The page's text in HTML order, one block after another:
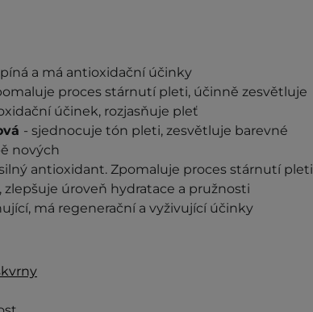
a má antioxidační účinky
proces stárnutí pleti, účinně zesvětluje
účinek, rozjasňuje pleť
- sjednocuje tón pleti, zesvětluje barevné
nových
antioxidant. Zpomaluje proces stárnutí pleti
úroveň hydratace a pružnosti
má regenerační a vyživující účinky